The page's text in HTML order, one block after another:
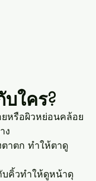
บใคร?
หรือผิวหย่อนคล้อย
ง
าตก ทำให้ตาดู
คิ้วทำให้ดูหน้าดุ